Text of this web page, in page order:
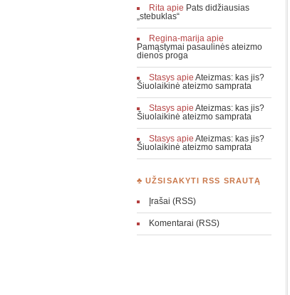
Rita apie Pats didžiausias
„stebuklas“
Regina-marija apie
Pamąstymai pasaulinės ateizmo
dienos proga
Stasys apieAteizmas: kas jis?
Šiuolaikinė ateizmo samprata
Stasys apieAteizmas: kas jis?
Šiuolaikinė ateizmo samprata
Stasys apieAteizmas: kas jis?
Šiuolaikinė ateizmo samprata
♣ UŽSISAKYTI RSS SRAUTĄ
Įrašai (RSS)
Komentarai (RSS)